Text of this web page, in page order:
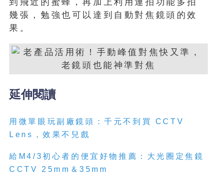
幾張，勉強也可以達到自動對焦鏡頭的效
果。
延伸閱讀
用微單眼玩副廠鏡頭：千元不到買 CCTV
Lens，效果不兒戲
給M4/3初心者的便宜好物推薦：大光圈定焦鏡
CCTV 25mm＆35mm